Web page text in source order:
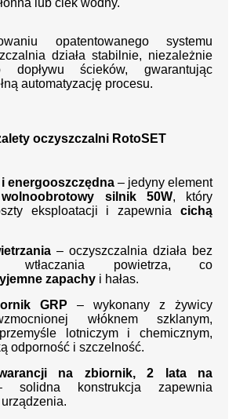
opatentowanego systemu
działa stabilnie, niezależnie
dopływu ścieków, gwarantując
automatyzację procesu.
oczyszczalni RotoSET
energooszczędna – jedyny element
wolnoobrotowy silnik 50W, który
eksploatacji i zapewnia cichą
– oczyszczalnia działa bez
wtłaczania powietrza, co
zapachy i hałas.
GRP – wykonany z żywicy
włóknem szklanym,
lotniczym i chemicznym,
odporność i szczelność.
na zbiornik, 2 lata na
konstrukcja zapewnia